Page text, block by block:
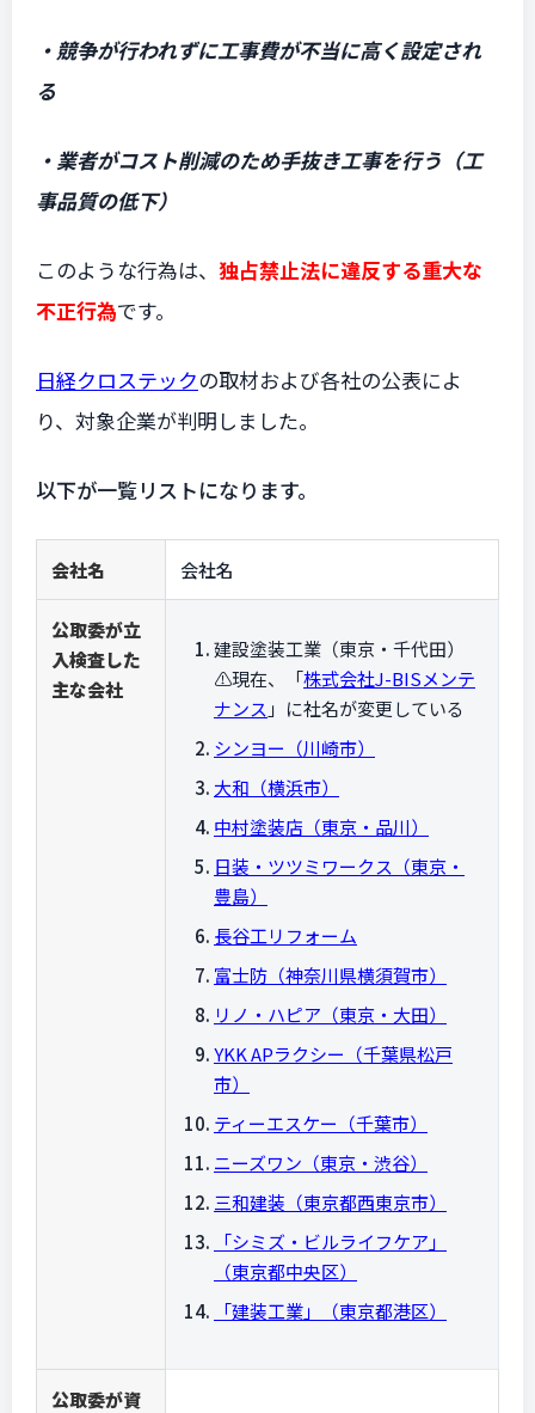
・競争が行われずに工事費が不当に高く設定され
る
・業者がコスト削減のため手抜き工事を行う（工
事品質の低下）
このような行為は、 独占禁止法に違反する重大な
不正行為です。
日経クロステックの取材および各社の公表によ
り、対象企業が判明しました。
以下が一覧リストになります。
会社名 会社名
公取委が立
入検査した
主な会社
建設塗装工業（東京・千代田）
⚠️現在、「株式会社J-BISメンテ
ナンス 」に社名が変更している
シンヨー（川崎市）
大和（横浜市）
中村塗装店（東京・品川）
日装・ツツミワークス（東京・
豊島）
長谷工リフォーム
富士防（神奈川県横須賀市）
リノ・ハピア（東京・大田）
YKK APラクシー（千葉県松戸
市）
ティーエスケー（千葉市）
ニーズワン（東京・渋谷）
三和建装（東京都西東京市）
「シミズ・ビルライフケア」
（東京都中央区）
「建装工業」（東京都港区）
公取委が資